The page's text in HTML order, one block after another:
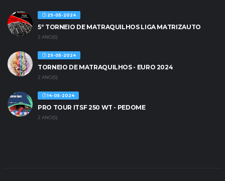
29-05-2024
5º TORNEIO DE MATRAQUILHOS LIGA MATRIZAUTO
2 ANO(S)
29-05-2024
TORNEIO DE MATRAQUILHOS - EURO 2024
2 ANO(S)
14-05-2024
PRO TOUR ITSF 250 WT - PEDOME
2 ANO(S)